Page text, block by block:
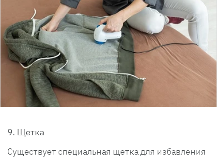
9. Щетка
Существует специальная щетка для избавления